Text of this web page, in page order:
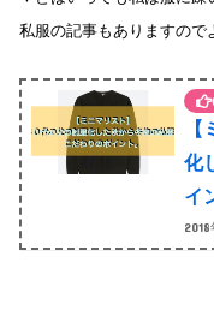
私服の記事もありますので
化
イ
2018